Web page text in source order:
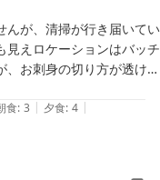
だけたようで、料理長
おります。
なられたとこと、堂ヶ島
いただけたご様子で何
スと美味しいお料理、
てまいります。
んが、清掃が行き届いてい
見えロケーションはバッチ
お刺身の切り方が透けて
ックリ、個人的にはもう
ても泉質がよくて、肌が
期待していた夕陽が観れ
食: 3 | 夕食: 4 |